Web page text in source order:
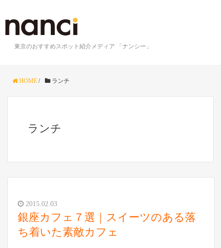
東京のおすすめスポット紹介メディア 「ナンシー」
HOME / ランチ
ランチ
2015.02.03
銀座カフェ７選｜スイーツのある落
ち着いた素敵カフェ